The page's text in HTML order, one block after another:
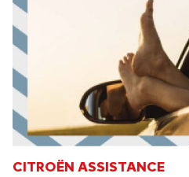
CITROËN ASSISTANCE